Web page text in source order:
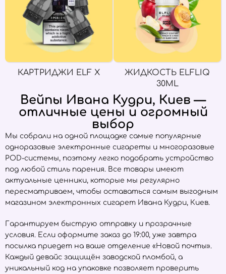
КАРТРИДЖИ ELF X
ЖИДКОСТЬ ELFLIQ
30ML
Вейпы Ивана Кудри, Киев —
отличные цены и огромный
выбор
Мы собрали на одной площадке самые популярные
одноразовые электронные сигареты и многоразовые
POD-системы, поэтому легко подобрать устройство
под любой стиль парения. Все товары имеют
актуальные ценники, которые мы регулярно
пересматриваем, чтобы оставаться самым выгодным
магазином электронных сигарет Ивана Кудри, Киев.
Гарантируем быструю отправку и прозрачные
условия. Если оформите заказ до 19:00, уже завтра
посылка приедет на ваше отделение «Новой почты».
Каждый девайс защищён заводской пломбой, а
уникальный код на упаковке позволяет проверить